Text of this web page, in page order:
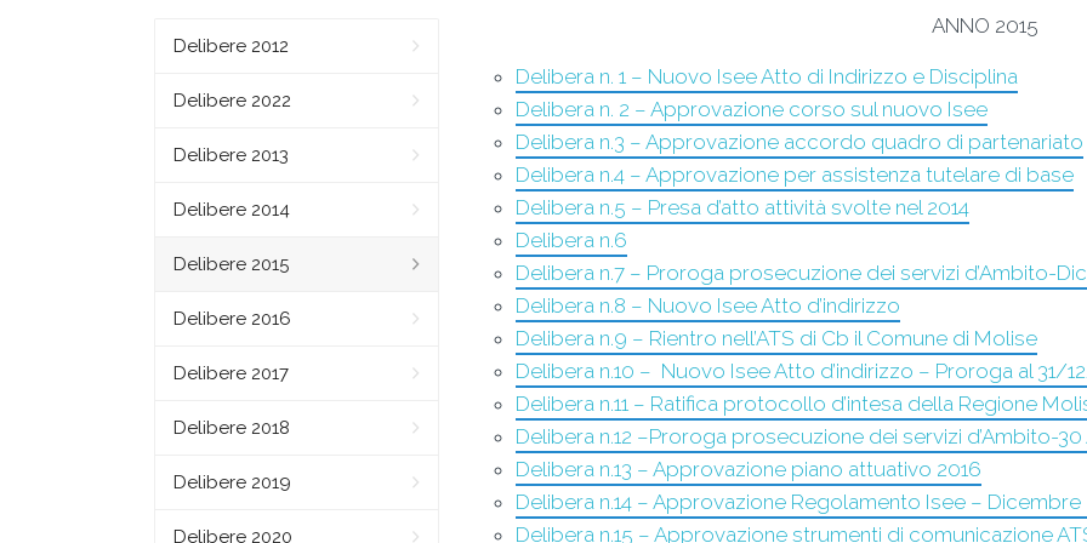
ANNO 2015
Delibera n. 1 – Nuovo Isee Atto di Indirizzo e Disciplina
Delibera n. 2 – Approvazione corso sul nuovo Isee
Delibera n.3 – Approvazione accordo quadro di partenariato
Delibera n.4 – Approvazione per assistenza tutelare di base
Delibera n.5 – Presa d’atto attività svolte nel 2014
Delibera n.6
Delibera n.7 – Proroga prosecuzione dei servizi d’Ambito-
Delibera n.8 – Nuovo Isee Atto d’indirizzo
Delibera n.9 – Rientro nell’ATS di Cb il Comune di Molise
Delibera n.10 – Nuovo Isee Atto d’indirizzo – Proroga al 31/
Delibera n.11 – Ratifica protocollo d’intesa della Regione
Delibera n.12 –Proroga prosecuzione dei servizi d’Ambito-30
Delibera n.13 – Approvazione piano attuativo 2016
Delibera n.14 – Approvazione Regolamento Isee – Dicembre
Delibera n.15 – Approvazione strumenti di comunicazione
Delibere 2012
Delibere 2022
Delibere 2013
Delibere 2014
Delibere 2015
Delibere 2016
Delibere 2017
Delibere 2018
Delibere 2019
Delibere 2020